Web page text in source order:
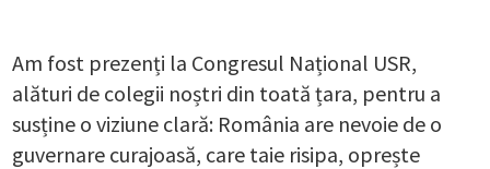
Am fost prezenți la Congresul Național USR,
alături de colegii noștri din toată țara, pentru a
susține o viziune clară: România are nevoie de o
guvernare curajoasă, care taie risipa, oprește